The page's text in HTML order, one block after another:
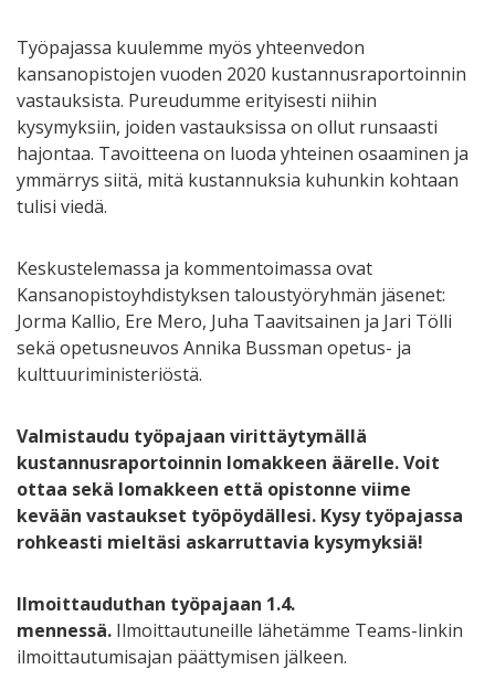
Työpajassa kuulemme myös yhteenvedon
kansanopistojen vuoden 2020 kustannusraportoinnin
vastauksista. Pureudumme erityisesti niihin
kysymyksiin, joiden vastauksissa on ollut runsaasti
hajontaa. Tavoitteena on luoda yhteinen osaaminen ja
ymmärrys siitä, mitä kustannuksia kuhunkin kohtaan
tulisi viedä.
Keskustelemassa ja kommentoimassa ovat
Kansanopistoyhdistyksen taloustyöryhmän jäsenet:
Jorma Kallio, Ere Mero, Juha Taavitsainen ja Jari Tölli
sekä opetusneuvos Annika Bussman opetus- ja
kulttuuriministeriöstä.
Valmistaudu työpajaan virittäytymällä
kustannusraportoinnin lomakkeen äärelle. Voit
ottaa sekä lomakkeen että opistonne viime
kevään vastaukset työpöydällesi. Kysy työpajassa
rohkeasti mieltäsi askarruttavia kysymyksiä!
Ilmoittauduthan työpajaan 1.4.
mennessä. Ilmoittautuneille lähetämme Teams-linkin
ilmoittautumisajan päättymisen jälkeen.